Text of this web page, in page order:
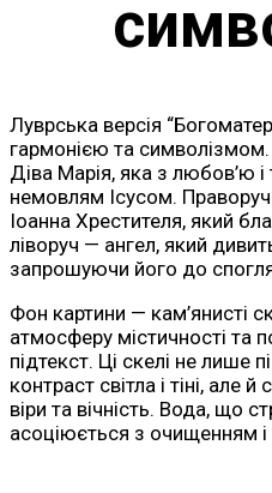
Луврська версія
гармонією та
Діва Марія, яка з любов’ю
немовлям Ісусом.
Іоанна Хрестителя, який
ліворуч — ангел, який
запрошуючи його до
Фон картини — кам’янисті
атмосферу містичності та
підтекст. Ці скелі не
контраст світла і тіні, але
віри та вічність. Вода, що
асоціюється з очищенням